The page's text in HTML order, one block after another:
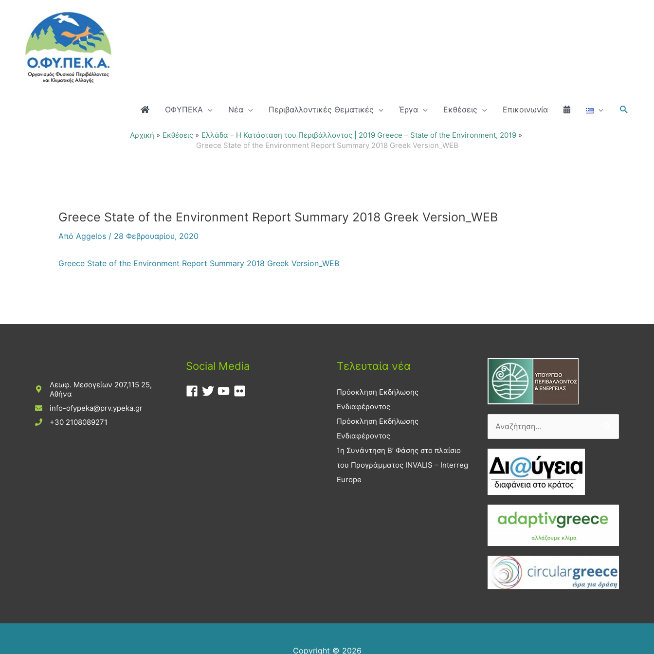
περιεχόμενο
ΟΦΥΠΕΚΑ Νέα Περιβαλλοντικές Θεματικές Έργα Εκθέσεις Επικοινωνία
Αρχική Εκθέσεις
Ελλάδα – Η Κατάσταση του Περιβάλλοντος | 2019 Greece – State of the Environment, 2019
Greece State of the Environment Report Summary 2018 Greek Version_WEB
Greece State of the Environment Report Summary 2018 Greek Version_WEB
Από Aggelos / 28 Φεβρουαρίου, 2020
Greece State of the Environment Report Summary 2018 Greek Version_WEB
Λεωφ. Μεσογείων 207,115 25,
Αθήνα
info-ofypeka@prv.ypeka.gr
+30 2108089271
Social Media Τελευταία νέα
Πρόσκληση Εκδήλωσης
Ενδιαφέροντος
Πρόσκληση Εκδήλωσης
Ενδιαφέροντος
1η Συνάντηση Β’ Φάσης στο πλαίσιο
του Προγράμματος INVALIS – Interreg
Europe
Αναζήτηση
Copyright © 2026